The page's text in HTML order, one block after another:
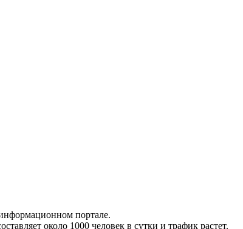
портале.
около 1000 человек в сутки и трафик растет.